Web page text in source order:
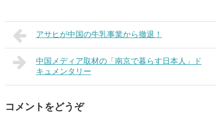
アサヒが中国の牛乳事業から撤退！
中国メディア取材の「南京で暮らす日本人」ド
キュメンタリー
コメントをどうぞ